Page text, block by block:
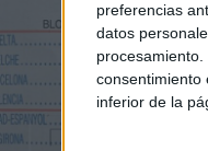
preferencias
datos
consentimiento
inferior de la